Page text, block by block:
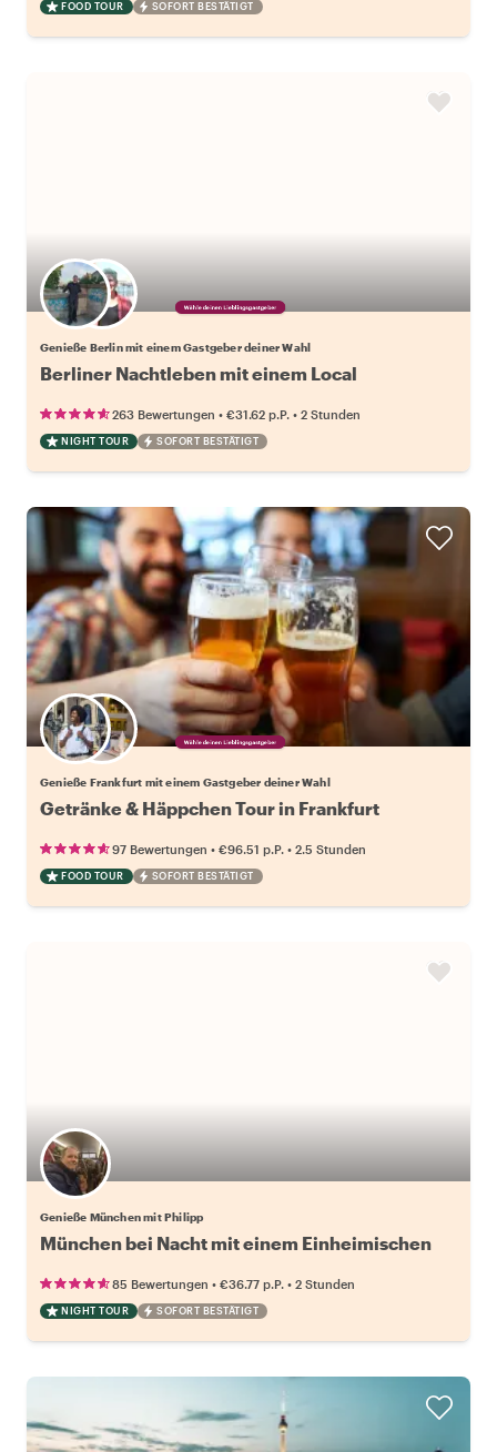
FOOD TOUR SOFORT BESTÄTIGT
Wähle deinen Lieblingsgastgeber
Genieße Berlin mit einem Gastgeber deiner Wahl
Berliner Nachtleben mit einem Local
263 Bewertungen • €31.62 p.P. • 2 Stunden
NIGHT TOUR SOFORT BESTÄTIGT
Wähle deinen Lieblingsgastgeber
Genieße Frankfurt mit einem Gastgeber deiner Wahl
Getränke & Häppchen Tour in Frankfurt
97 Bewertungen • €96.51 p.P. • 2.5 Stunden
FOOD TOUR SOFORT BESTÄTIGT
Genieße München mit Philipp
München bei Nacht mit einem Einheimischen
85 Bewertungen • €36.77 p.P. • 2 Stunden
NIGHT TOUR SOFORT BESTÄTIGT